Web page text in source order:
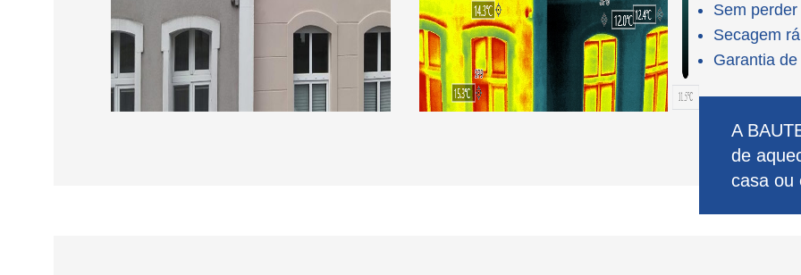
Sem
Secagem
Garantia
A
de
casa ou